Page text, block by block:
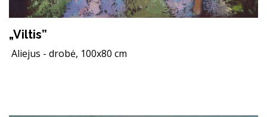
„Viltis”
Aliejus - drobė, 100x80 cm